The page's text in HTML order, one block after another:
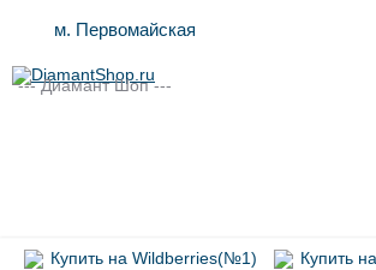
м. Первомайская
--- Диамант Шоп ---
Купить на Wildberries(№1)
Купить